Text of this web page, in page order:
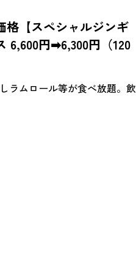
格【スペシャルジンギ
6,600円➡6,300円（120
ラムロール等が食べ放題。飲